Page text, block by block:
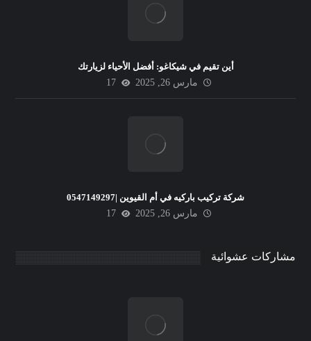
أين تقيم في شيكاغو: أفضل الأحياء لزيارتك
مارس 26, 2025
17
شركة تركيب باركيه في أم القيوين |0547149297
مارس 26, 2025
17
مشاركات عشوائية